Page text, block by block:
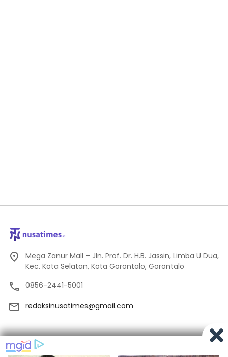
Mega Zanur Mall – Jln. Prof. Dr. H.B. Jassin, Limba U Dua,
Kec. Kota Selatan, Kota Gorontalo, Gorontalo
0856-2441-5001
redaksinusatimes@gmail.com